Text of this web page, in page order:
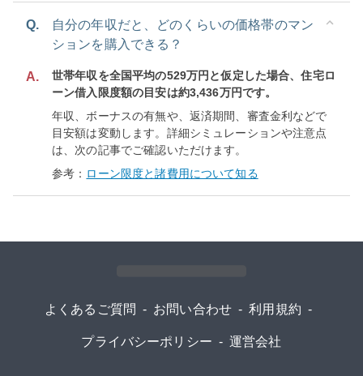
Q.
自分の年収だと、どのくらいの価格帯のマン
ションを購入できる？
A.
世帯年収を全国平均の529万円と仮定した場合、住宅ロ
ーン借入限度額の目安は約3,436万円です。
年収、ボーナスの有無や、返済期間、審査金利などで
目安額は変動します。詳細シミュレーションや注意点
は、次の記事でご確認いただけます。
参考： ローン限度と諸費用について知る
よくあるご質問 - お問い合わせ - 利用規約 -
プライバシーポリシー - 運営会社